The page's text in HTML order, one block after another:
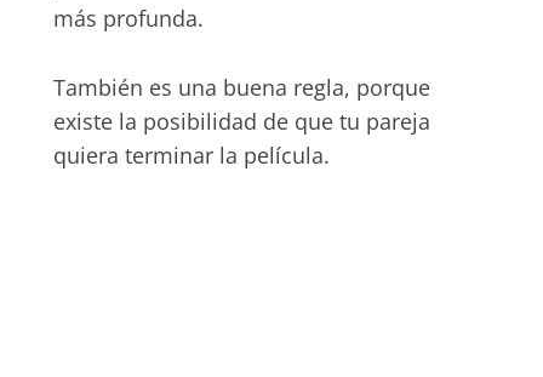
más profunda.
También es una buena regla, porque
existe la posibilidad de que tu pareja
quiera terminar la película.